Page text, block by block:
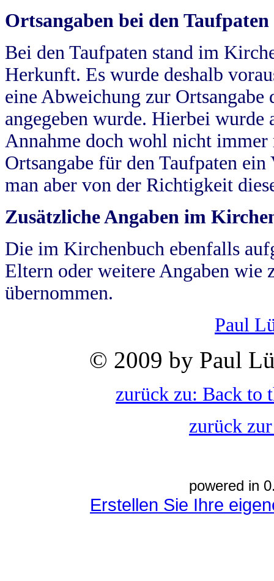
Ortsangaben bei den Taufpaten
Bei den Taufpaten stand im
Herkunft. Es wurde deshalb
eine Abweichung zur
angegeben wurde. Hierbei wurde
Annahme doch wohl nicht
Ortsangabe für den Taufpaten
man aber von der Richtigkeit
Zusätzliche Angaben im
Die im Kirchenbuch ebenfalls
Eltern oder weitere Angaben wie
übernommen.
Paul
© 2009 by Paul
zurück zu: Back to
zurück
powered in
Erstellen Sie Ihre